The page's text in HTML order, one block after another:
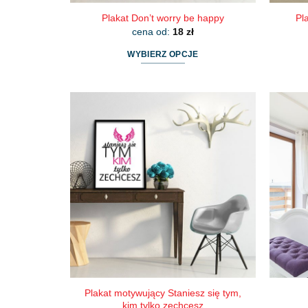
Plakat Don’t worry be happy
cena od: 18 zł
WYBIERZ OPCJE
wiele
wariantów.
można
wybrać
stronie
produktu
Plakat motywujący Staniesz się tym,
kim tylko zechcesz